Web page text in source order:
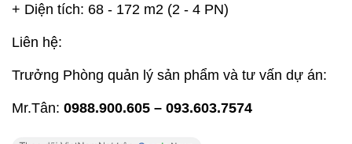
+ Diện tích: 68 - 172 m2 (2 - 4 PN)
Liên hệ:
Trưởng Phòng quản lý sản phẩm và tư vấn dự án:
Mr.Tân: 0988.900.605 – 093.603.7574